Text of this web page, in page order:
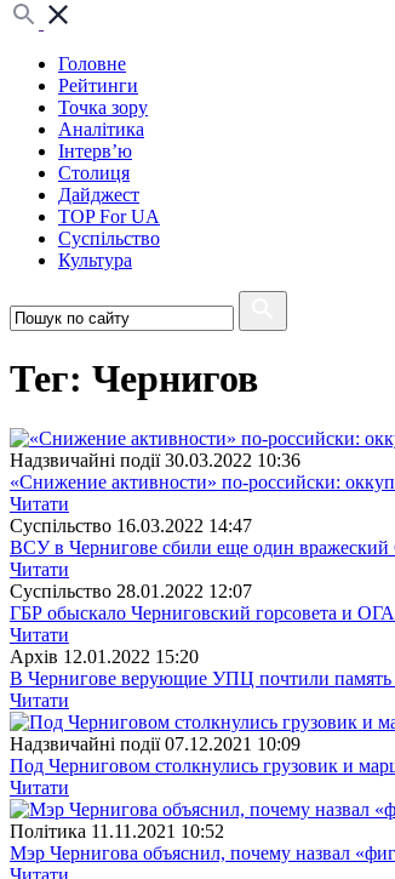
Головне
Рейтинги
Точка зору
Аналітика
Інтерв’ю
Столиця
Дайджест
TOP For UA
Суспiльство
Культура
Тег: Чернигов
Надзвичайні події 30.03.2022 10:36
«Снижение активности» по-российски:
Читати
Суспiльство 16.03.2022 14:47
ВСУ в Чернигове сбили еще один вражеский
Читати
Суспiльство 28.01.2022 12:07
ГБР обыскало Черниговский горсовета и ОГА
Читати
Архiв 12.01.2022 15:20
В Чернигове верующие УПЦ почтили память
Читати
Надзвичайні події 07.12.2021 10:09
Под Черниговом столкнулись грузовик и
Читати
Полiтика 11.11.2021 10:52
Мэр Чернигова объяснил, почему назвал
Читати